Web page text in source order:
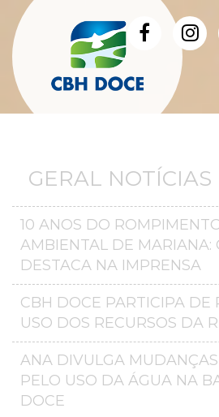
GERAL NOTÍCIAS
10 ANOS DO
AMBIENTAL DE MARIANA:
DESTACA NA IMPRENSA
CBH DOCE PARTICIPA DE
USO DOS RECURSOS DA
ANA DIVULGA
PELO USO DA ÁGUA NA
DOCE